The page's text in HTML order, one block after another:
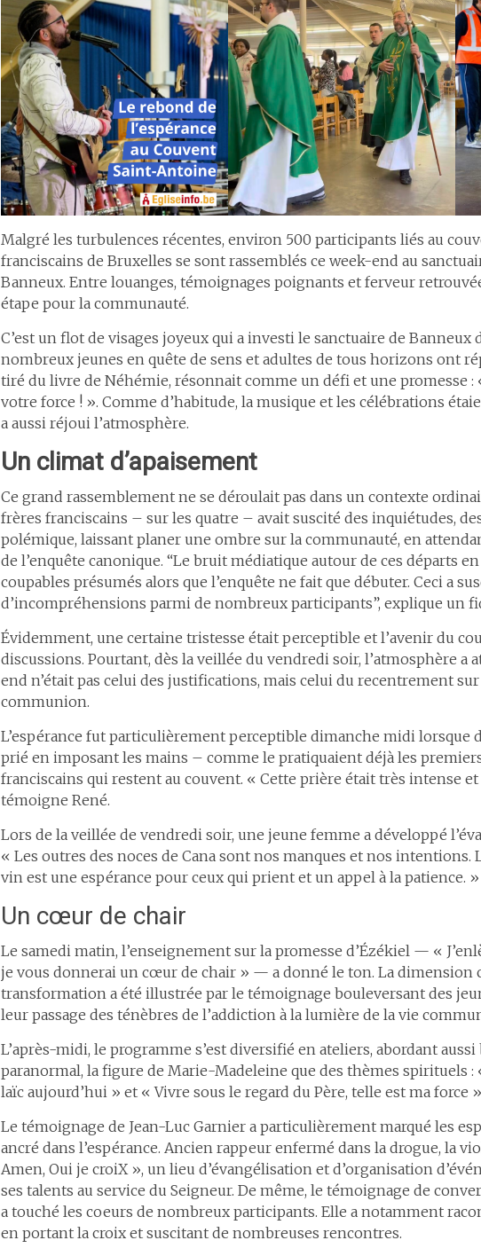
Malgré les turbulences récentes, environ 500 participants liés au
franciscains de Bruxelles se sont rassemblés ce week-end au
Banneux. Entre louanges, témoignages poignants et ferveur
étape pour la communauté.
C’est un flot de visages joyeux qui a investi le sanctuaire de Banneux
nombreux jeunes en quête de sens et adultes de tous horizons ont
tiré du livre de Néhémie, résonnait comme un défi et une promesse :
votre force ! ». Comme d’habitude, la musique et les célébrations
a aussi réjoui l’atmosphère.
Un climat d’apaisement
Ce grand rassemblement ne se déroulait pas dans un contexte
frères franciscains – sur les quatre – avait suscité des inquiétudes,
polémique, laissant planer une ombre sur la communauté, en
de l’enquête canonique. “Le bruit médiatique autour de ces départs
coupables présumés alors que l’enquête ne fait que débuter. Ceci a
d’incompréhensions parmi de nombreux participants”, explique un
Évidemment, une certaine tristesse était perceptible et l’avenir du
discussions. Pourtant, dès la veillée du vendredi soir, l’atmosphère a
end n’était pas celui des justifications, mais celui du recentrement sur
communion.
L’espérance fut particulièrement perceptible dimanche midi lorsque
prié en imposant les mains – comme le pratiquaient déjà les
franciscains qui restent au couvent. « Cette prière était très intense et
témoigne René.
Lors de la veillée de vendredi soir, une jeune femme a développé
« Les outres des noces de Cana sont nos manques et nos intentions.
vin est une espérance pour ceux qui prient et un appel à la patience. »
Un cœur de chair
Le samedi matin, l’enseignement sur la promesse d’Ézékiel — «
je vous donnerai un cœur de chair » — a donné le ton. La dimension
transformation a été illustrée par le témoignage bouleversant des
leur passage des ténèbres de l’addiction à la lumière de la vie
L’après-midi, le programme s’est diversifié en ateliers, abordant
paranormal, la figure de Marie-Madeleine que des thèmes spirituels
laïc aujourd’hui » et « Vivre sous le regard du Père, telle est ma force
Le témoignage de Jean-Luc Garnier a particulièrement marqué les
ancré dans l’espérance. Ancien rappeur enfermé dans la drogue, la
Amen, Oui je croiX », un lieu d’évangélisation et d’organisation
ses talents au service du Seigneur. De même, le témoignage de
a touché les coeurs de nombreux participants. Elle a notamment
en portant la croix et suscitant de nombreuses rencontres.